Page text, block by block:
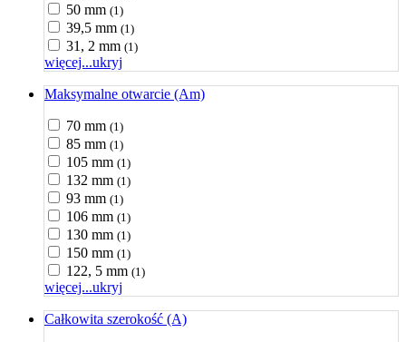
50 mm (1)
39,5 mm (1)
31, 2 mm (1)
więcej...ukryj
Maksymalne otwarcie (Am)
70 mm (1)
85 mm (1)
105 mm (1)
132 mm (1)
93 mm (1)
106 mm (1)
130 mm (1)
150 mm (1)
122, 5 mm (1)
więcej...ukryj
Całkowita szerokość (A)